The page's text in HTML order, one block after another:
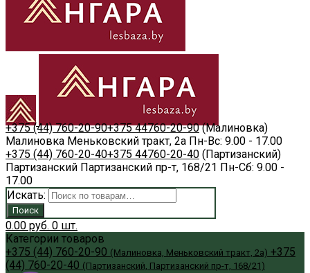
+375 (44) 760-20-90+375 44760-20-90 (Малиновка)
Малиновка Меньковский тракт, 2а Пн-Вс: 9.00 - 17.00
+375 (44) 760-20-40+375 44760-20-40 (Партизанский)
Партизанский Партизанский пр-т, 168/21 Пн-Сб: 9.00 -
17.00
Искать:
Поиск
0.00 руб. 0 шт.
Категории товаров
+375 (44) 760-20-90 (Малиновка, Меньковский тракт, 2а) +375
(44) 760-20-40 (Партизанский, Партизанский пр-т, 168/21)